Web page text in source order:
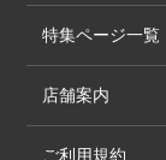
特集ページ一覧
店舗案内
ご利用規約